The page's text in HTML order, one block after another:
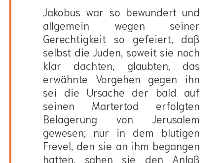
Jakobus war so bewundert und
allgemein wegen seiner
Gerechtigkeit so gefeiert, daß
selbst die Juden, soweit sie noch
klar dachten, glaubten, das
erwähnte Vorgehen gegen ihn
sei die Ursache der bald auf
seinen Martertod erfolgten
Belagerung von Jerusalem
gewesen; nur in dem blutigen
Frevel, den sie an ihm begangen
hatten, sahen sie den Anlaß